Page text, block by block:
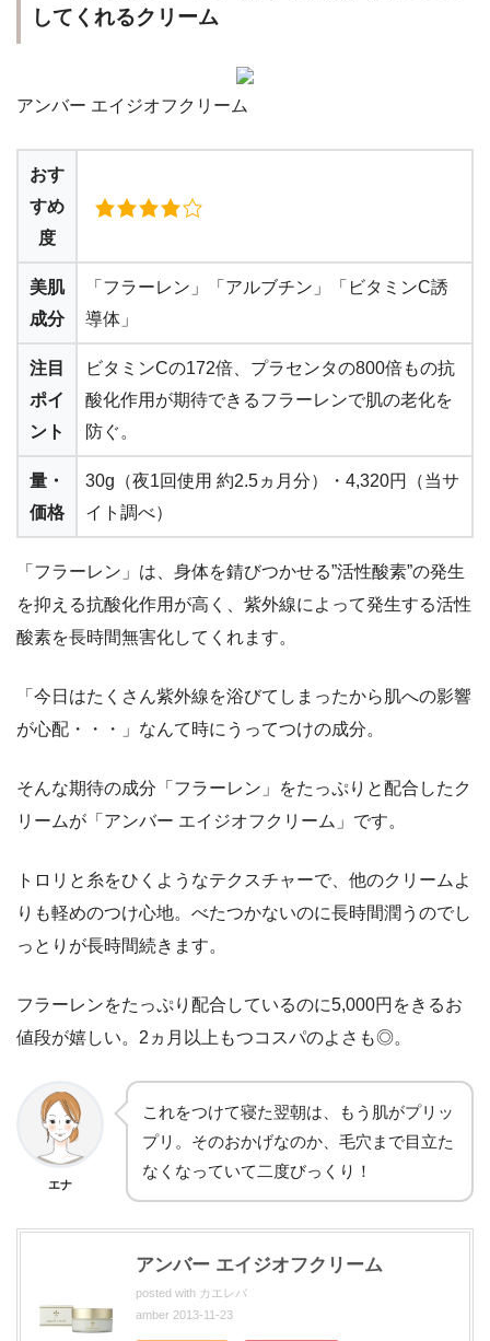
してくれるクリーム
アンバー エイジオフクリーム
おす
すめ
度
美肌
成分
「フラーレン」「アルブチン」「ビタミンC誘
導体」
注目
ポイ
ント
ビタミンCの172倍、プラセンタの800倍もの抗
酸化作用が期待できるフラーレンで肌の老化を
防ぐ。
量・
価格
30g（夜1回使用 約2.5ヵ月分）・4,320円（当サ
イト調べ）
「フラーレン」は、身体を錆びつかせる”活性酸素”の発生
を抑える抗酸化作用が高く、紫外線によって発生する活性
酸素を長時間無害化してくれます。
「今日はたくさん紫外線を浴びてしまったから肌への影響
が心配・・・」なんて時にうってつけの成分。
そんな期待の成分「フラーレン」をたっぷりと配合したク
リームが「 アンバー エイジオフクリーム 」です。
トロリと糸をひくようなテクスチャーで、他のクリームよ
りも軽めのつけ心地。べたつかないのに長時間潤うのでし
っとりが長時間続きます。
フラーレンをたっぷり配合しているのに5,000円をきるお
値段が嬉しい。2ヵ月以上もつコスパのよさも◎。
エナ
これをつけて寝た翌朝は、もう肌がプリッ
プリ。そのおかげなのか、毛穴まで目立た
なくなっていて二度びっくり！
アンバー エイジオフクリーム
posted with カエレバ
amber 2013-11-23